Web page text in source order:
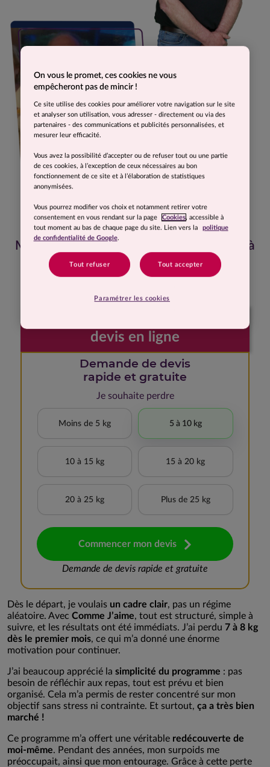
Ma plus belle histoire, c’est d’avoir réussi là
où j’avais échoué quelques années
auparavant.
devis en ligne
Demande de devis
rapide et gratuite
Je souhaite perdre
Moins de 5 kg 5 à 10 kg
10 à 15 kg 15 à 20 kg
20 à 25 kg Plus de 25 kg
Commencer mon devis
Demande de devis rapide et gratuite
Dès le départ, je voulais un cadre clair, pas un régime
aléatoire. Avec Comme J’aime, tout est structuré, simple à
suivre, et les résultats ont été immédiats. J’ai perdu 7 à 8 kg
dès le premier mois, ce qui m’a donné une énorme
motivation pour continuer.
J’ai beaucoup apprécié la simplicité du programme : pas
besoin de réfléchir aux repas, tout est prévu et bien
organisé. Cela m’a permis de rester concentré sur mon
objectif sans stress ni contrainte. Et surtout, ça a très bien
marché !
Ce programme m’a offert une véritable redécouverte de
moi-même. Pendant des années, mon surpoids me
préoccupait, ainsi que mon entourage. Grâce à cette perte
On vous le promet, ces cookies ne vous
empêcheront pas de mincir !
Ce site utilise des cookies pour améliorer votre navigation sur le site
et analyser son utilisation, vous adresser - directement ou via des
partenaires - des communications et publicités personnalisées, et
mesurer leur efficacité.
Vous avez la possibilité d’accepter ou de refuser tout ou une partie
de ces cookies, à l’exception de ceux nécessaires au bon
fonctionnement de ce site et à l’élaboration de statistiques
anonymisées.
Vous pourrez modifier vos choix et notamment retirer votre
consentement en vous rendant sur la page
Cookies, accessible à
tout moment au bas de chaque page du site. Lien vers la
politique
de confidentialité de Google.
Tout refuser Tout accepter
Paramétrer les cookies